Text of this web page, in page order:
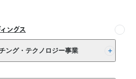
ングス
ング・テクノロジー事業